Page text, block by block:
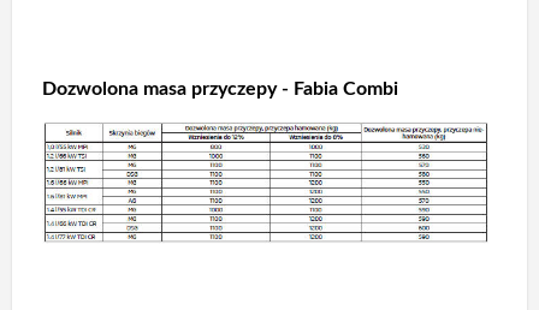
Dozwolona masa przyczepy - Fabia Combi